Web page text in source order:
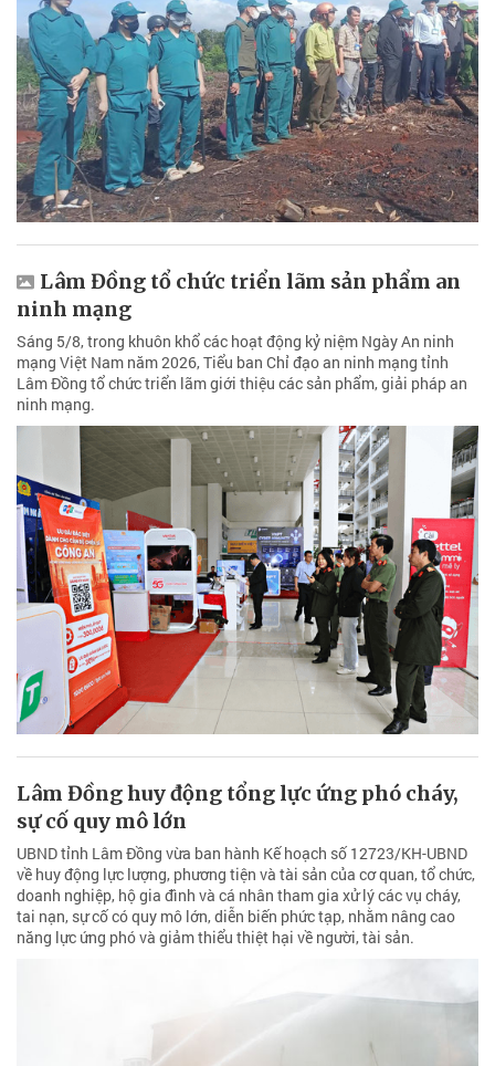
Lâm Đồng tổ chức triển lãm sản phẩm an
ninh mạng
Sáng 5/8, trong khuôn khổ các hoạt động kỷ niệm Ngày An ninh
mạng Việt Nam năm 2026, Tiểu ban Chỉ đạo an ninh mạng tỉnh
Lâm Đồng tổ chức triển lãm giới thiệu các sản phẩm, giải pháp an
ninh mạng.
Lâm Đồng huy động tổng lực ứng phó cháy,
sự cố quy mô lớn
UBND tỉnh Lâm Đồng vừa ban hành Kế hoạch số 12723/KH-UBND
về huy động lực lượng, phương tiện và tài sản của cơ quan, tổ chức,
doanh nghiệp, hộ gia đình và cá nhân tham gia xử lý các vụ cháy,
tai nạn, sự cố có quy mô lớn, diễn biến phức tạp, nhằm nâng cao
năng lực ứng phó và giảm thiểu thiệt hại về người, tài sản.